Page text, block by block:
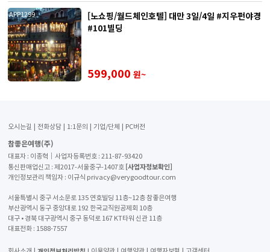
APP1299
[노쇼핑/월드체인호텔] 대만 3일/4일 #지우펀야경
#101빌딩
599,000 원~
오시는길 전화상담 1:1문의 기업/단체 PC버전
참좋은여행(주)
대표자 : 이종혁│사업자등록번호 : 211-87-93420
통신판매업신고 : 제2017-서울중구-1407호 [사업자정보확인]
개인정보관리 책임자 : 이규식 privacy@verygoodtour.com
서울특별시 중구 서소문로 135 연호빌딩 11층~12층 참좋은여행
부산광역시 동구 중앙대로 192 한국교직원공제회 10층
대구 • 경북 대구광역시 중구 동덕로 167 KT타워 신관 11층
대표전화 : 1588-7557